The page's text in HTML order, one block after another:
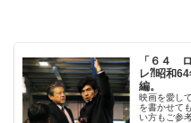
「６４
レ⁈昭和
編。
映画を愛し
を書かせて
い方もご参